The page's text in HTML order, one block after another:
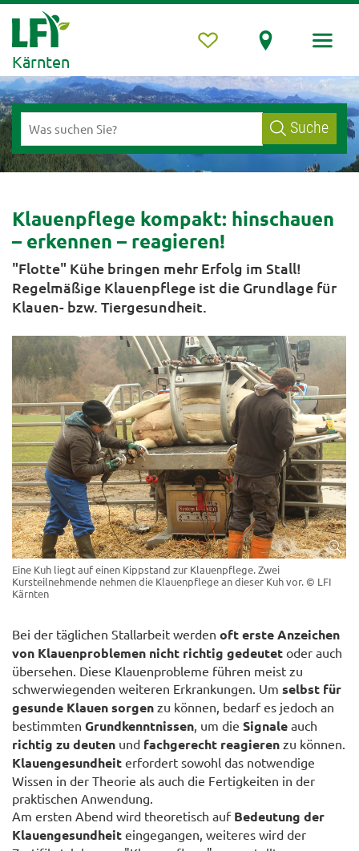
Kärnten
Suche
Klauenpflege kompakt: hinschauen
– erkennen – reagieren!
"Flotte" Kühe bringen mehr Erfolg im Stall!
Regelmäßige Klauenpflege ist die Grundlage für
Klauen- bzw. Tiergesundheit.
Eine Kuh liegt auf einen Kippstand zur Klauenpflege. Zwei
Kursteilnehmende nehmen die Klauenpflege an dieser Kuh vor. © LFI
Kärnten
Bei der täglichen Stallarbeit werden oft erste Anzeichen
von Klauenproblemen nicht richtig gedeutet oder auch
übersehen. Diese Klauenprobleme führen meist zu
schwerwiegenden weiteren Erkrankungen. Um selbst für
gesunde Klauen sorgen zu können, bedarf es jedoch an
bestimmten Grundkenntnissen , um die Signale auch
richtig zu deuten und fachgerecht reagieren zu können.
Klauengesundheit erfordert sowohl das notwendige
Wissen in der Theorie als auch die Fertigkeiten in der
praktischen Anwendung.
Am ersten Abend wird theoretisch auf Bedeutung der
Klauengesundheit eingegangen, weiteres wird der